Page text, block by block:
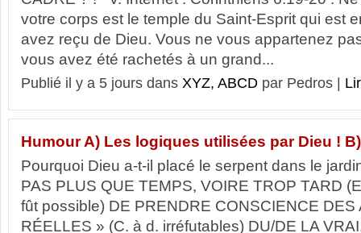
votre corps est le temple du Saint-Esprit qui est
avez reçu de Dieu. Vous ne vous appartenez
vous avez été rachetés à un grand...
Publié il y a 5 jours dans XYZ, ABCD par Pedros |
Humour A) Les logiques utilisées par Dieu !
Pourquoi Dieu a-t-il placé le serpent dans le
PAS PLUS QUE TEMPS, VOIRE TROP TARD
fût possible) DE PRENDRE CONSCIENCE DES
RÉELLES » (C. à d. irréfutables) DU/DE LA